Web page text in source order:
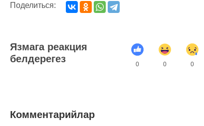
Поделиться:
Язмага реакция
белдерегез
0 0 0
Комментарийлар